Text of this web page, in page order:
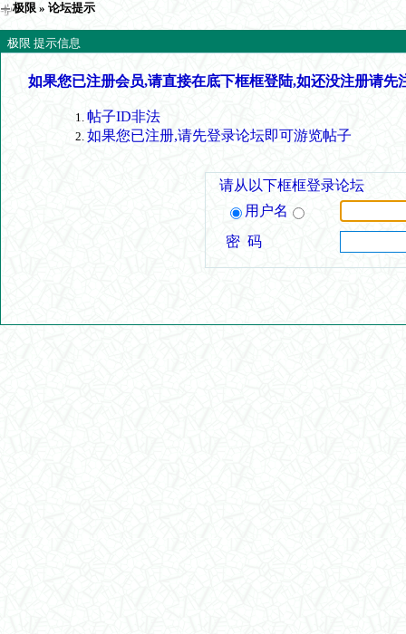
极限 » 论坛提示
极限 提示信息
如果您已注册会员,请直接在底下框框登陆,如还没注册请先
帖子ID非法
如果您已注册,请先登录论坛即可游览帖子
请从以下框框登录论坛
用户名
密 码